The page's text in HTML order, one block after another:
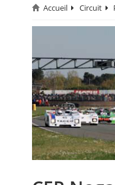
CIRCUIT
MONTAGNE
EVÈNEMENTS
CALENDRIER
FOCUS
Accueil Circuit